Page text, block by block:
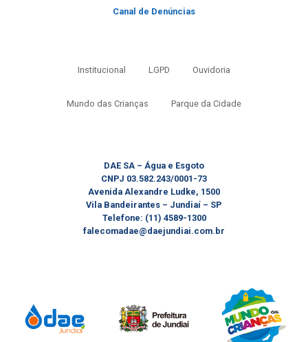
Canal de Denúncias
Institucional LGPD Ouvidoria
Mundo das Crianças Parque da Cidade
DAE SA – Água e Esgoto
CNPJ 03.582.243/0001-73
Avenida Alexandre Ludke, 1500
Vila Bandeirantes – Jundiaí – SP
Telefone: (11) 4589-1300
falecomadae@daejundiai.com.br